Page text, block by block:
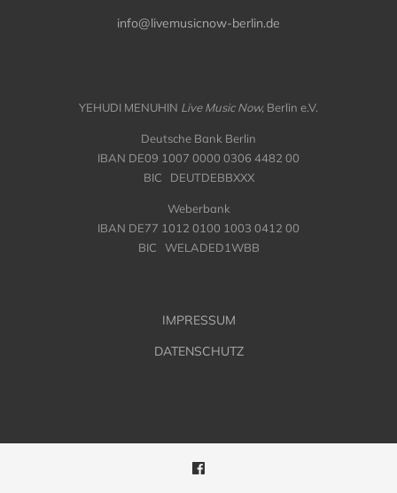
info@livemusicnow-berlin.de
YEHUDI MENUHIN Live Music Now, Berlin e.V.
Deutsche Bank Berlin
IBAN DE09 1007 0000 0306 4482 00
BIC DEUTDEBBXXX
Weberbank
IBAN DE77 1012 0100 1003 0412 00
BIC WELADED1WBB
IMPRESSUM
DATENSCHUTZ